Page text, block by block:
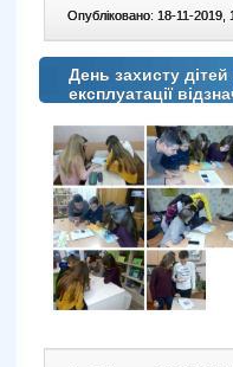
Опубліковано: 18-11-2019,
День захисту
експлуатації